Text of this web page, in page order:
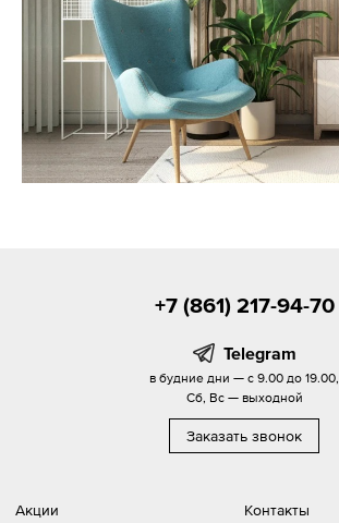
Акции Контакты
+7 (861) 217-94-70
Telegram
в будние дни — с 9.00 до 19.00,
Сб, Вс — выходной
Заказать звонок